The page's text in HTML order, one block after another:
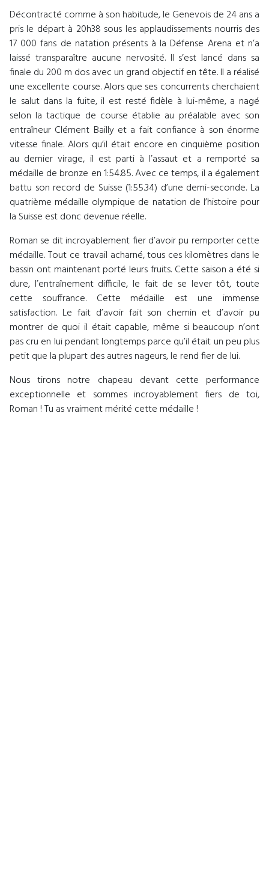
Décontracté comme à son habitude, le Genevois de 24 ans a
pris le départ à 20h38 sous les applaudissements nourris des
17 000 fans de natation présents à la Défense Arena et n’a
laissé transparaître aucune nervosité. Il s’est lancé dans sa
finale du 200 m dos avec un grand objectif en tête. Il a réalisé
une excellente course. Alors que ses concurrents cherchaient
le salut dans la fuite, il est resté fidèle à lui-même, a nagé
selon la tactique de course établie au préalable avec son
entraîneur Clément Bailly et a fait confiance à son énorme
vitesse finale. Alors qu’il était encore en cinquième position
au dernier virage, il est parti à l’assaut et a remporté sa
médaille de bronze en 1:54.85. Avec ce temps, il a également
battu son record de Suisse (1:55.34) d’une demi-seconde. La
quatrième médaille olympique de natation de l’histoire pour
la Suisse est donc devenue réelle.
Roman se dit incroyablement fier d’avoir pu remporter cette
médaille. Tout ce travail acharné, tous ces kilomètres dans le
bassin ont maintenant porté leurs fruits. Cette saison a été si
dure, l’entraînement difficile, le fait de se lever tôt, toute
cette souffrance. Cette médaille est une immense
satisfaction. Le fait d’avoir fait son chemin et d’avoir pu
montrer de quoi il était capable, même si beaucoup n’ont
pas cru en lui pendant longtemps parce qu’il était un peu plus
petit que la plupart des autres nageurs, le rend fier de lui.
Nous tirons notre chapeau devant cette performance
exceptionnelle et sommes incroyablement fiers de toi,
Roman ! Tu as vraiment mérité cette médaille !